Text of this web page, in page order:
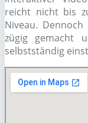
reicht nicht bis
Niveau.
zügig gemacht
selbstständig